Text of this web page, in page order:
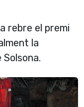
rebre el premi
la